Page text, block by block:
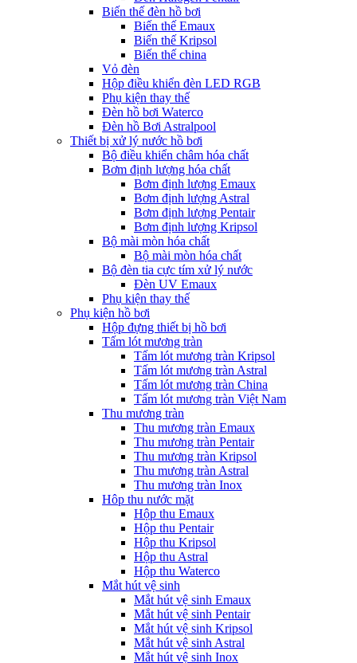
Biến thế đèn hồ bơi
Biến thế Emaux
Biến thế Kripsol
Biến thế china
Vỏ đèn
Hộp điều khiển đèn LED RGB
Phụ kiện thay thế
Đèn hồ bơi Waterco
Đèn hồ Bơi Astralpool
Thiết bị xử lý nước hồ bơi
Bộ điều khiển châm hóa chất
Bơm định lượng hóa chất
Bơm định lượng Emaux
Bơm định lượng Astral
Bơm định lượng Pentair
Bơm định lượng Kripsol
Bộ mài mòn hóa chất
Bộ mài mòn hóa chất
Bộ đèn tia cực tím xử lý nước
Đèn UV Emaux
Phụ kiện thay thế
Phụ kiện hồ bơi
Hộp đựng thiết bị hồ bơi
Tấm lót mương tràn
Tấm lót mương tràn Kripsol
Tấm lót mương tràn Astral
Tấm lót mương tràn China
Tấm lót mương tràn Việt Nam
Thu mương tràn
Thu mương tràn Emaux
Thu mương tràn Pentair
Thu mương tràn Kripsol
Thu mương tràn Astral
Thu mương tràn Inox
Hôp thu nước mặt
Hộp thu Emaux
Hộp thu Pentair
Hộp thu Kripsol
Hộp thu Astral
Hộp thu Waterco
Mắt hút vệ sinh
Mắt hút vệ sinh Emaux
Mắt hút vệ sinh Pentair
Mắt hút vệ sinh Kripsol
Mắt hút vệ sinh Astral
Mắt hút vệ sinh Inox